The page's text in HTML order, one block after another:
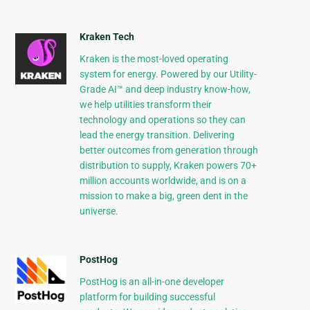
Kraken Tech
Kraken is the most-loved operating
system for energy. Powered by our Utility-
Grade AI™ and deep industry know-how,
we help utilities transform their
technology and operations so they can
lead the energy transition. Delivering
better outcomes from generation through
distribution to supply, Kraken powers 70+
million accounts worldwide, and is on a
mission to make a big, green dent in the
universe.
PostHog
PostHog is an all-in-one developer
platform for building successful